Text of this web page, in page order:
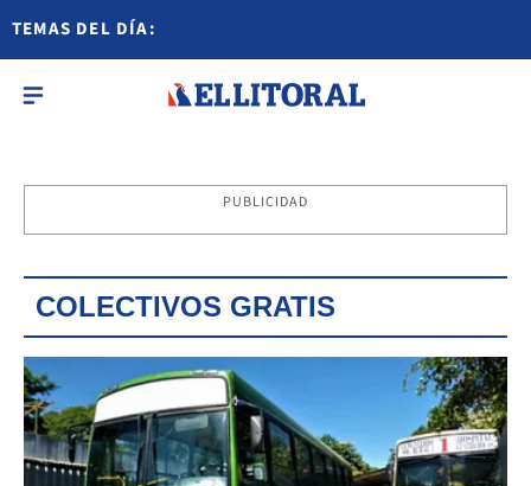
TEMAS DEL DÍA:
PUBLICIDAD
COLECTIVOS GRATIS